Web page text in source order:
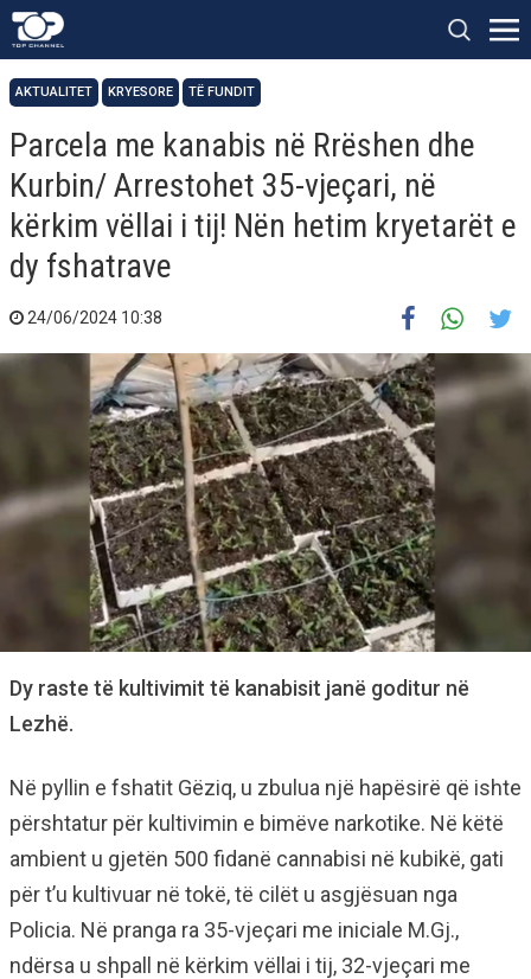
AKTUALITET KRYESORE TË FUNDIT
Parcela me kanabis në Rrëshen dhe
Kurbin/ Arrestohet 35-vjeçari, në
kërkim vëllai i tij! Nën hetim kryetarët e
dy fshatrave
24/06/2024 10:38
Dy raste të kultivimit të kanabisit janë goditur në
Lezhë.
Në pyllin e fshatit Gëziq, u zbulua një hapësirë që ishte
përshtatur për kultivimin e bimëve narkotike. Në këtë
ambient u gjetën 500 fidanë cannabisi në kubikë, gati
për t’u kultivuar në tokë, të cilët u asgjësuan nga
Policia. Në pranga ra 35-vjeçari me iniciale M.Gj.,
ndërsa u shpall në kërkim vëllai i tij, 32-vjeçari me